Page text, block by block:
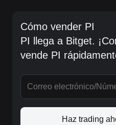
Cómo vender PI
PI llega a Bitget.
vende PI
Haz trading